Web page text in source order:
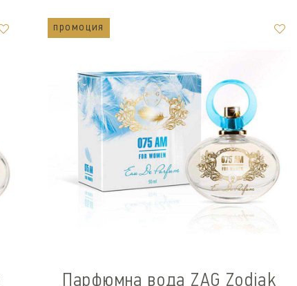
промоция
Парфюмна вода ZAG Zodiak